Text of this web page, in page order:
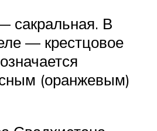
сакральная. В
— крестцовое
(оранжевым)